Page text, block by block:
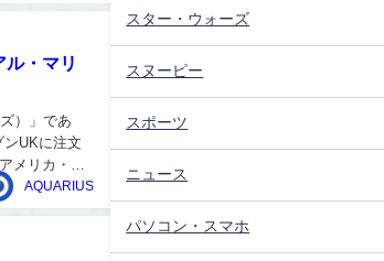
・マリ
）」であ
UKに注文
メリカ・ア
AQUARIUS
スター・ウォーズ
スヌーピー
スポーツ
ニュース
パソコン・スマホ